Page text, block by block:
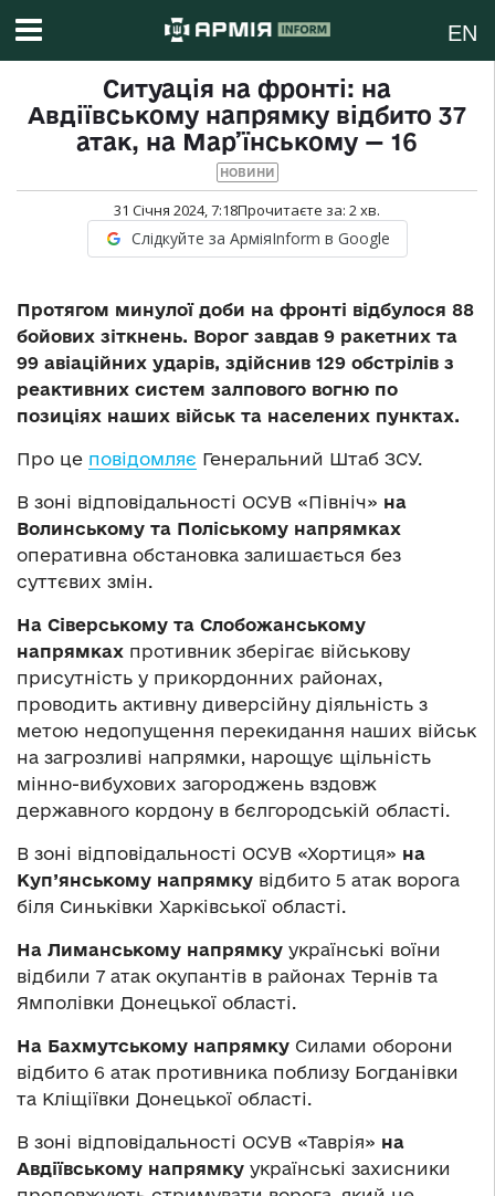
EN
Ситуація на фронті: на
Авдіївському напрямку відбито 37
атак, на Мар’їнському — 16
НОВИНИ
31 Січня 2024, 7:18Прочитаєте за: 2хв.
Слідкуйте за АрміяInform в Google
Протягом минулої доби на фронті відбулося 88
бойових зіткнень. Ворог завдав 9 ракетних та
99 авіаційних ударів, здійснив 129 обстрілів з
реактивних систем залпового вогню по
позиціях наших військ та населених пунктах.
Про це повідомляє Генеральний Штаб ЗСУ.
В зоні відповідальності ОСУВ «Північ» на
Волинському та Поліському напрямках
оперативна обстановка залишається без
суттєвих змін.
На Сіверському та Слобожанському
напрямках противник зберігає військову
присутність у прикордонних районах,
проводить активну диверсійну діяльність з
метою недопущення перекидання наших військ
на загрозливі напрямки, нарощує щільність
мінно-вибухових загороджень вздовж
державного кордону в бєлгородській області.
В зоні відповідальності ОСУВ «Хортиця» на
Куп’янському напрямку відбито 5 атак ворога
біля Синьківки Харківської області.
На Лиманському напрямку українські воїни
відбили 7 атак окупантів в районах Тернів та
Ямполівки Донецької області.
На Бахмутському напрямку Силами оборони
відбито 6 атак противника поблизу Богданівки
та Кліщіївки Донецької області.
В зоні відповідальності ОСУВ «Таврія» на
Авдіївському напрямку українські захисники